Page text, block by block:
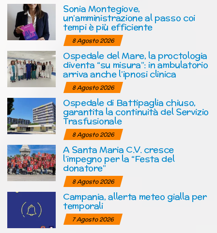
Sonia Montegiove,
un’amministrazione al passo coi
tempi è più efficiente
8 Agosto 2026
Ospedale del Mare, la proctologia
diventa “su misura”: in ambulatorio
arriva anche l’ipnosi clinica
8 Agosto 2026
Ospedale di Battipaglia chiuso,
garantita la continuità del Servizio
Trasfusionale
8 Agosto 2026
A Santa Maria C.V. cresce
l’impegno per la “Festa del
donatore”
8 Agosto 2026
Campania, allerta meteo gialla per
temporali
7 Agosto 2026